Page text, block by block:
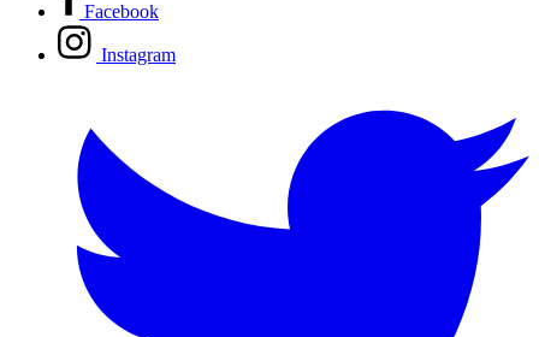
Facebook
Instagram